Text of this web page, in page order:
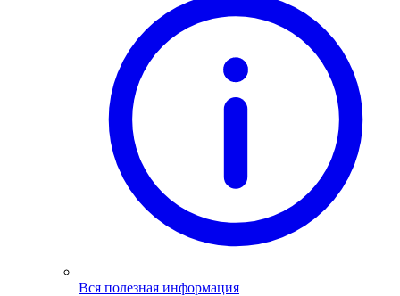
Вся полезная информация